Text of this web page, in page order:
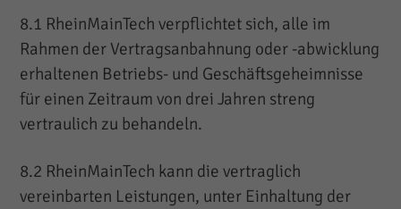
8.1 RheinMainTech verpflichtet sich, alle im
Rahmen der Vertragsanbahnung oder -abwicklung
erhaltenen Betriebs- und Geschäftsgeheimnisse
für einen Zeitraum von drei Jahren streng
vertraulich zu behandeln.
8.2 RheinMainTech kann die vertraglich
vereinbarten Leistungen, unter Einhaltung der